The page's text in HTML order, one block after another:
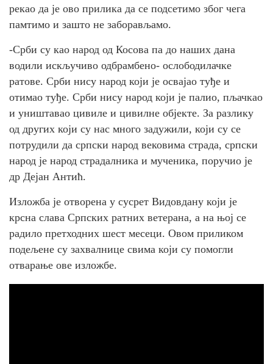
рекао да је ово прилика да се подсетимо због чега
памтимо и зашто не заборављамо.
-Срби су као народ од Косова па до наших дана
водили искључиво одбрамбено- ослободилачке
ратове. Срби нису народ који је освајао туђе и
отимао туђе. Срби нису народ који је палио, пљачкао
и уништавао цивиле и цивилне објекте. За разлику
од других који су нас много задужили, који су се
потрудили да српски народ вековима страда, српски
народ је народ страдалника и мученика, поручио је
др Дејан Антић.
Изложба је отворена у сусрет Видовдану који је
крсна слава Српских ратних ветерана, а на њој се
радило претходних шест месеци. Овом приликом
подељене су захвалнице свима који су помогли
отварање ове изложбе.